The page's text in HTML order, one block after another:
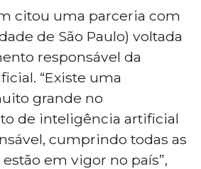
citou uma parceria com
de São Paulo) voltada
responsável da
“Existe uma
grande no
de inteligência artificial
cumprindo todas as
em vigor no país”,